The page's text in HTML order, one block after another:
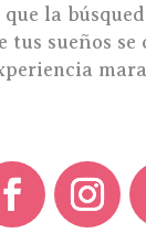
la
tus sueños